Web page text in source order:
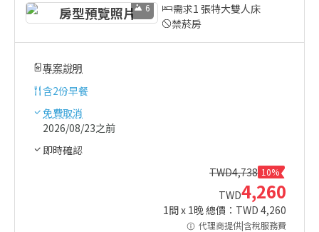
6
需求1 張特大雙人床
禁菸房
專案說明
含2份早餐
免費取消
2026/08/23之前
即時確認
TWD4,738 10%
TWD4,260
1間 x 1晚 總價：TWD 4,260
代理商提供|含稅服務費